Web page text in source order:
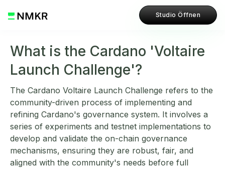
Studio Öffnen
What is the Cardano 'Voltaire
Launch Challenge'?
The Cardano Voltaire Launch Challenge refers to the
community-driven process of implementing and
refining Cardano's governance system. It involves a
series of experiments and testnet implementations to
develop and validate the on-chain governance
mechanisms, ensuring they are robust, fair, and
aligned with the community's needs before full